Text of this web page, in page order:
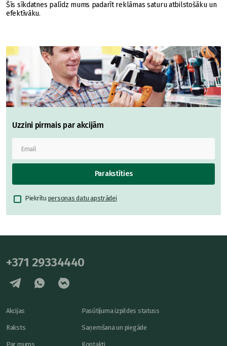
Šīs sīkdatnes palīdz mums padarīt reklāmas saturu atbilstošāku un
efektīvāku.
Uzzini pirmais par akcijām
Parakstīties
Piekrītu personas datu apstrādei
+371 29334440
Akcijas
Raksts
Par mums
Pasūtījuma izpildes statuss
Saņemšana un piegāde
Kontakti